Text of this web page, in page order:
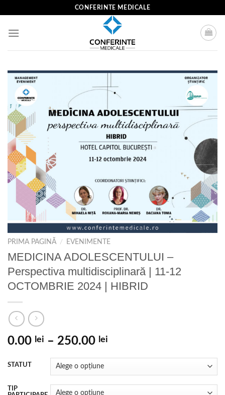
content
CONFERINTE MEDICALE
PRIMA PAGINĂ / EVENIMENTE
MEDICINA ADOLESCENTULUI –
Perspectiva multidisciplinară | 11-12
OCTOMBRIE 2024 | HIBRID
0.00 lei – 250.00 lei
STATUT
TIP